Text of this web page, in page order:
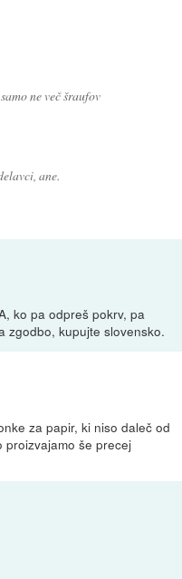
ne več šraufov
ane.
ko pa odpreš pokrv, pa
zgodbo, kupujte slovensko.
za papir, ki niso daleč od
proizvajamo še precej